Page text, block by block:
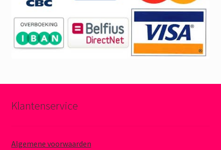
Klantenservice
Algemene voorwaarden